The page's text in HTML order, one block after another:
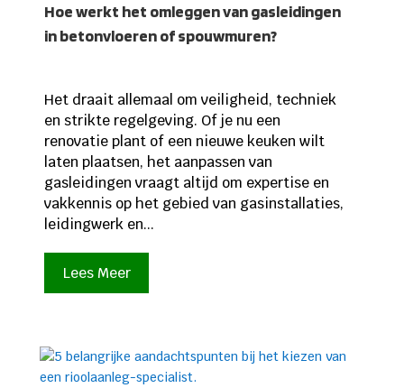
Hoe werkt het omleggen van gasleidingen
in betonvloeren of spouwmuren?
Het draait allemaal om veiligheid, techniek
en strikte regelgeving. Of je nu een
renovatie plant of een nieuwe keuken wilt
laten plaatsen, het aanpassen van
gasleidingen vraagt altijd om expertise en
vakkennis op het gebied van gasinstallaties,
leidingwerk en...
Lees Meer